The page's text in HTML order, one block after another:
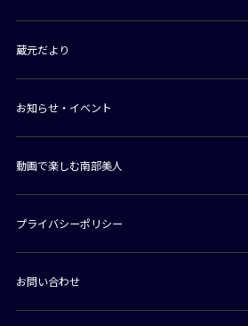
蔵元だより
お知らせ・イベント
動画で楽しむ南部美人
プライバシーポリシー
お問い合わせ